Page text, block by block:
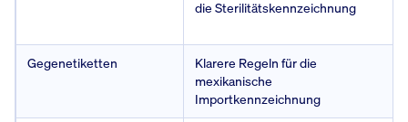
die Sterilitätskennzeichnung
Gegenetiketten
Klarere Regeln für die
mexikanische
Importkennzeichnung